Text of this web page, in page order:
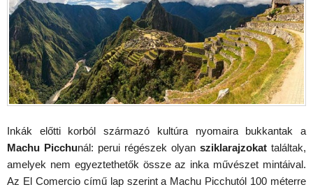
Inkák előtti korból származó kultúra nyomaira bukkantak a
Machu Picchunál: perui régészek olyan sziklarajzokat találtak,
amelyek nem egyeztethetők össze az inka művészet mintáival.
Az El Comercio című lap szerint a Machu Picchutól 100 méterre